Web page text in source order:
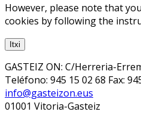
However, please note that
cookies by following the
Itxi
GASTEIZ ON: C/Herreria-
Teléfono: 945 15 02 68 Fax:
info@gasteizon.eus
01001 Vitoria-Gasteiz